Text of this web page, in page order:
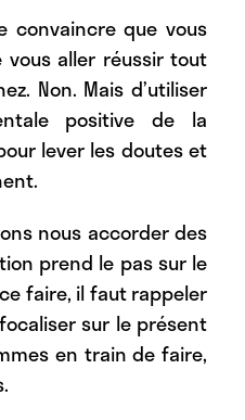
convaincre que vous
aller réussir tout
Non. Mais d’utiliser
positive de la
lever les doutes et
nous accorder des
prend le pas sur le
faire, il faut rappeler
sur le présent
en train de faire,